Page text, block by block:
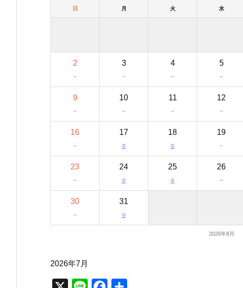
2026年8月
日 月 火 水
2
－
3
－
4
－
5
－
9
－
10
－
11
－
12
－
16
－
17
○
18
○
19
－
23
－
24
○
25
○
26
－
30
－
31
○
2026年7月